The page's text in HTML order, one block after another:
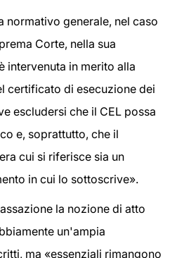
normativo generale, nel caso
Corte, nella sua
intervenuta in merito alla
certificato di esecuzione dei
escludersi che il CEL possa
e, soprattutto, che il
cui si riferisce sia un
in cui lo sottoscrive».
la nozione di atto
un'ampia
ma «essenziali rimangono